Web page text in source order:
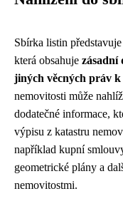
Sbírka listin
která obsahuje zásadní
jiných věcných práv k
nemovitosti může
dodatečné informace,
výpisu z katastru
například kupní
geometrické plány a
nemovitostmi.